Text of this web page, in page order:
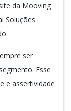
da Mooving
Soluções
ser
Esse
e assertividade